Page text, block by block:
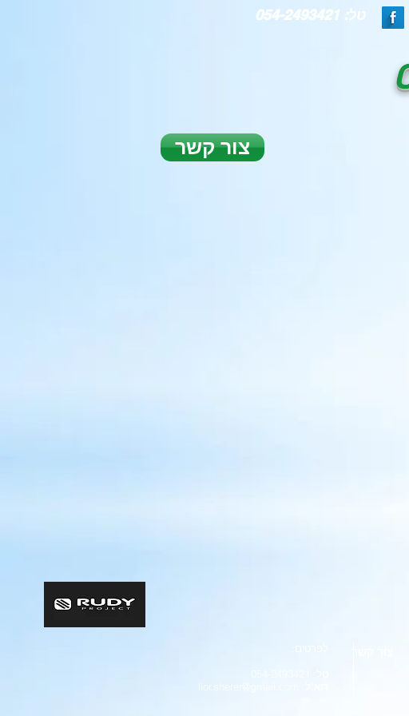
טל: 054-2493421
צור קשר
lior.sherer@gmail.com